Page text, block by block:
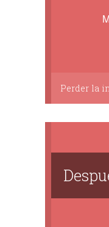
Perder la